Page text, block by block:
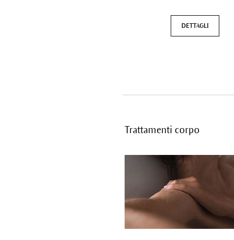
DETTAGLI
Trattamenti corpo